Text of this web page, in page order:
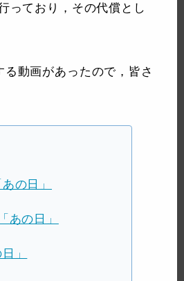
っており，その代償とし
動画があったので，皆さ
の日」
あの日」
」